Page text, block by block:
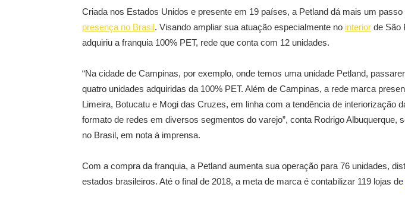
Criada nos Estados Unidos e presente em 19 países, a Petland dá mais um
presença no Brasil. Visando ampliar sua atuação especialmente no interior de São
adquiriu a franquia 100% PET, rede que conta com 12 unidades.
“Na cidade de Campinas, por exemplo, onde temos uma unidade Petland,
quatro unidades adquiridas da 100% PET. Além de Campinas, a rede marca
Limeira, Botucatu e Mogi das Cruzes, em linha com a tendência de interiorização
formato de redes em diversos segmentos do varejo”, conta Rodrigo Albuquerque,
no Brasil, em nota à imprensa.
Com a compra da franquia, a Petland aumenta sua operação para 76 unidades,
estados brasileiros. Até o final de 2018, a meta de marca é contabilizar 119 lojas de